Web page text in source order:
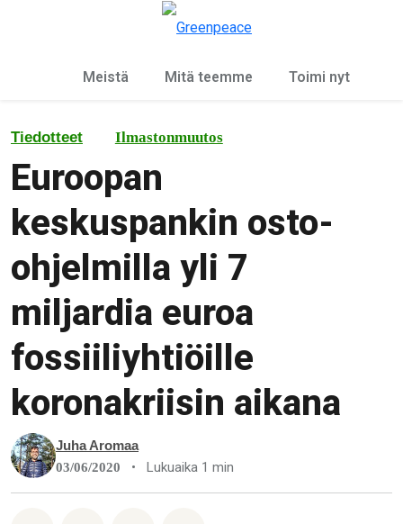
Meistä Mitä teemme Toimi nyt
Tiedotteet Ilmastonmuutos
Euroopan
keskuspankin osto-
ohjelmilla yli 7
miljardia euroa
fossiiliyhtiöille
koronakriisin aikana
Juha Aromaa
03/06/2020 • Lukuaika 1 min